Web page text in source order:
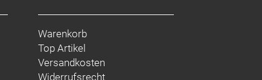
Warenkorb
Top Artikel
Versandkosten
Widerrufsrecht